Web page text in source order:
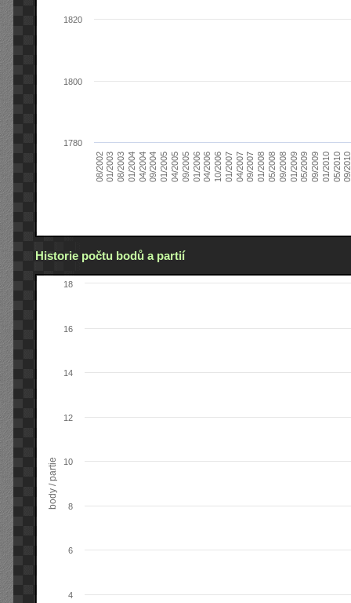
08/200201/200308/200301/200404/200409/200401/200504/200509/200501/200604/200610/200601/200704/200709/200701/200805/200809/200801/200905/200909/200901/201005/201009/
1780
1800
1820
Historie počtu bodů a partií
body / partie
4
6
8
10
12
14
16
18